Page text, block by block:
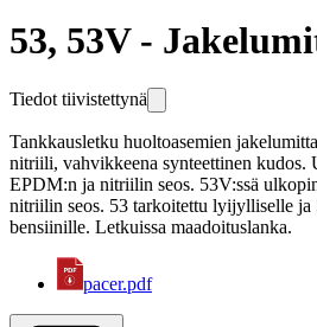
53, 53V -
Tiedot tiivistettynä
Tankkausletku huoltoasemien
nitriili, vahvikkeena synteettinen kudos.
EPDM:n ja nitriilin seos. 53V:ssä
nitriilin seos. 53 tarkoitettu lyijylliselle
bensiinille. Letkuissa maadoituslanka.
pacer.pdf